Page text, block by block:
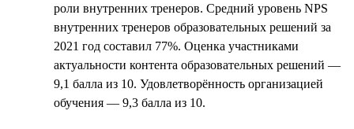
роли внутренних тренеров. Средний уровень NPS
внутренних тренеров образовательных решений за
2021 год составил 77%. Оценка участниками
актуальности контента образовательных решений —
9,1 балла из 10. Удовлетворённость организацией
обучения — 9,3 балла из 10.